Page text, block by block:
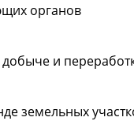
органов
и
земельных